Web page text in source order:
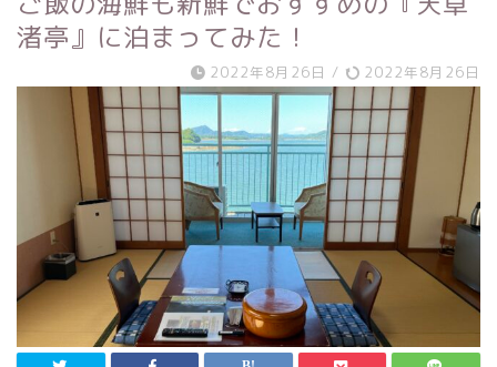
渚亭』に泊まってみた！
2022年8月26日 / 2022年8月26日